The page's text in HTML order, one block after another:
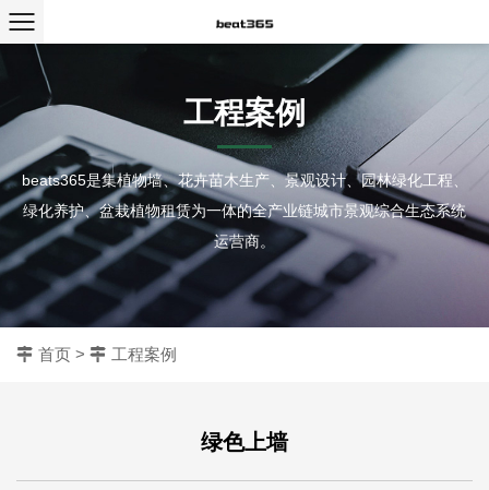
工程案例
beats365是集植物墙、花卉苗木生产、景观设计、园林绿化工程、
绿化养护、盆栽植物租赁为一体的全产业链城市景观综合生态系统
运营商。
首页 > 工程案例
绿色上墙